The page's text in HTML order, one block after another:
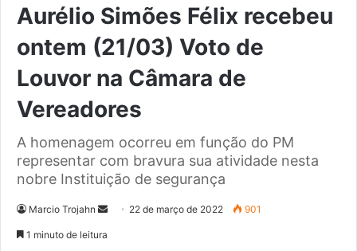
Aurélio Simões Félix recebeu
ontem (21/03) Voto de
Louvor na Câmara de
Vereadores
A homenagem ocorreu em função do PM
representar com bravura sua atividade nesta
nobre Instituição de segurança
Marcio Trojahn
Mande22 de março de 2022 901
1 minuto de leitura